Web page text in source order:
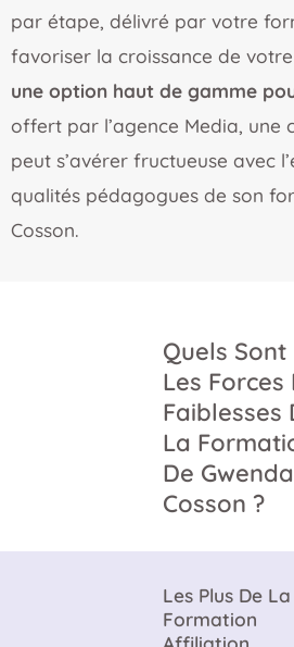
par étape, délivré par votre
favoriser la croissance de
une option haut de gamme
offert par l’agence Media, une
peut s’avérer fructueuse avec
qualités pédagogues de son
Cosson.
Quels Sont
Les Forces
Faiblesses
La
De
Cosson ?
Les Plus De La
Formation